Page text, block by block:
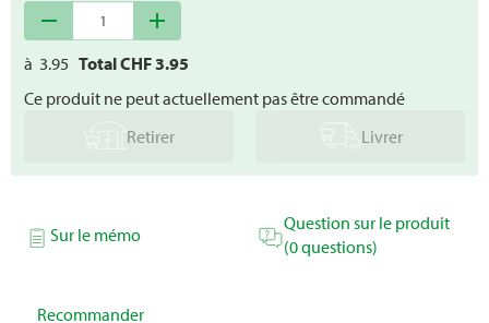
remove add
à 3.95 Total CHF3.95
Ce produit ne peut actuellement pas être commandé
Retirer
Livrer
Sur le mémo
Question sur le produit
(0 questions)
Recommander